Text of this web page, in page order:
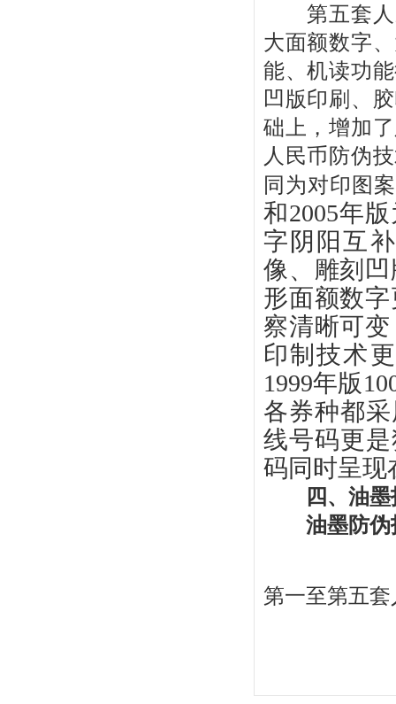
第五套人
大面额数字
能、机读功
凹版印刷、
础上，增加
人民币防伪
同为对印图
和2005年
字阴阳互
像、雕刻
形面额数
察清晰可
印制技术
1999年版
各券种都
线号码更
码同时呈现
四、油墨
油墨防伪
第一至第五